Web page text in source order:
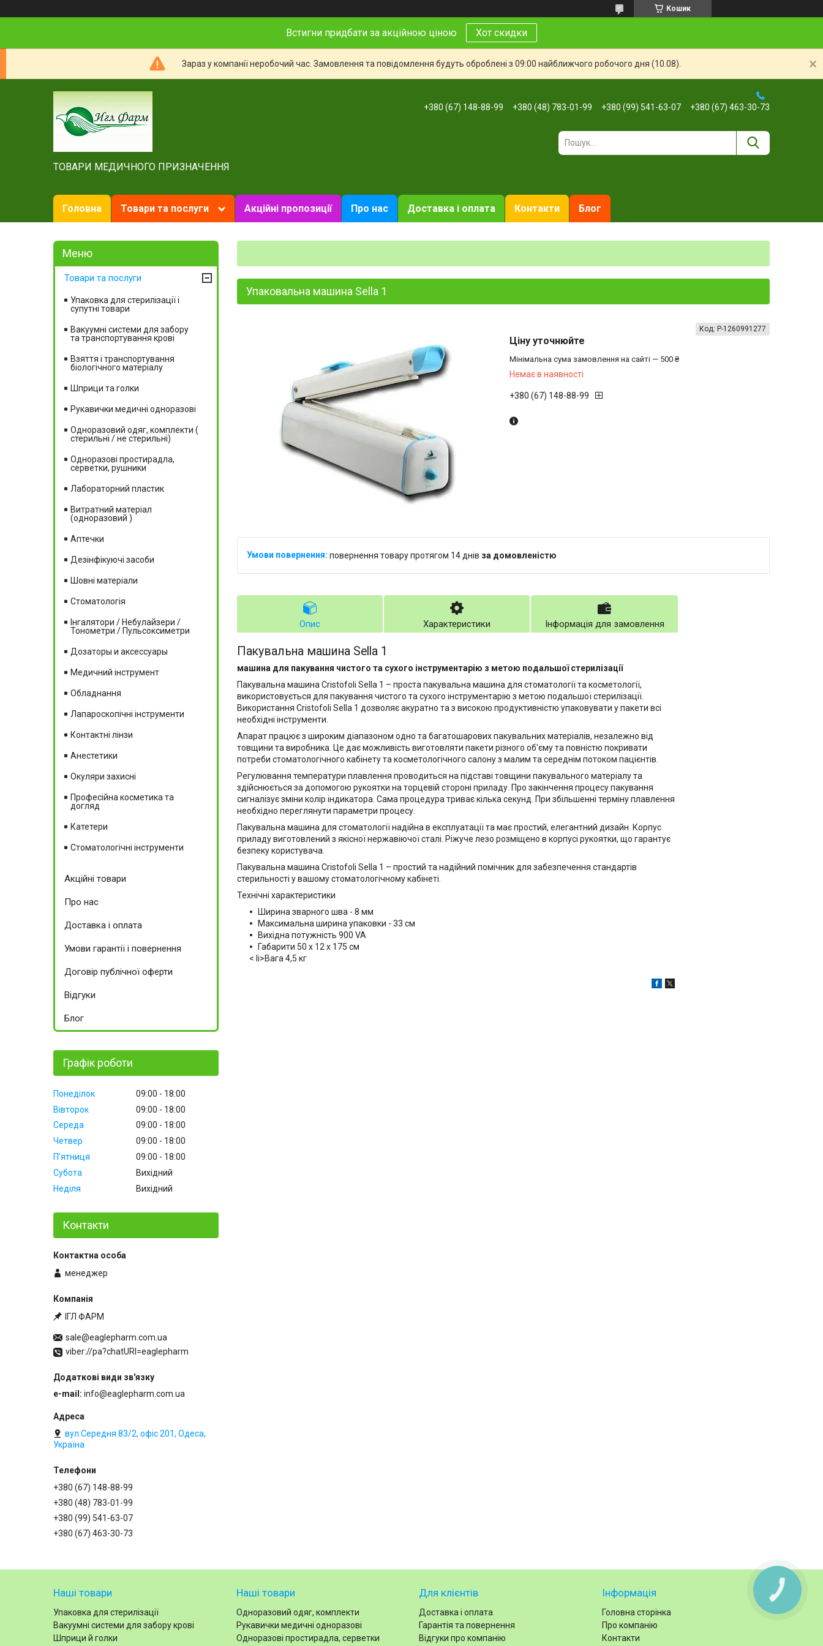
Кошик
Встигни придбати за акційною ціною Хот скидки
Зараз у компанії неробочий час. Замовлення та повідомлення будуть оброблені з 09:00 найближчого робочого дня (10.08).
ТОВАРИ МЕДИЧНОГО ПРИЗНАЧЕННЯ
+380 (67) 148-88-99 +380 (48) 783-01-99 +380 (99) 541-63-07 +380 (67) 463-30-73
Головна Товари та послуги Акційні пропозиції Про нас Доставка і оплата Контакти Блог
Упаковальна машина Sella 1
Ціну уточнюйте
Мінімальна сума замовлення на сайті — 500 ₴
Немає в наявності
Код: P-1260991277
+380 (67) 148-88-99
повернення товару протягом 14 днів за домовленістю
Опис Характеристики Інформація для замовлення
Пакувальна машина Sella 1
машина для пакування чистого та сухого інструментарію з метою подальшої стерилізації
Пакувальна машина Cristofoli Sella 1 – проста пакувальна машина для стоматології та косметології,
використовується для пакування чистого та сухого інструментарію з метою подальшої стерилізації.
Використання Cristofoli Sella 1 дозволяє акуратно та з високою продуктивністю упаковувати у пакети всі
необхідні інструменти.
Апарат працює з широким діапазоном одно та багатошарових пакувальних матеріалів, незалежно від
товщини та виробника. Це дає можливість виготовляти пакети різного об'єму та повністю покривати
потреби стоматологічного кабінету та косметологічного салону з малим та середнім потоком пацієнтів.
Регулювання температури плавлення проводиться на підставі товщини пакувального матеріалу та
здійснюється за допомогою рукоятки на торцевій стороні приладу. Про закінчення процесу пакування
сигналізує зміни колір індикатора. Сама процедура триває кілька секунд. При збільшенні терміну плавлення
необхідно переглянути параметри процесу.
Пакувальна машина для стоматології надійна в експлуатації та має простий, елегантний дизайн. Корпус
приладу виготовлений з якісної нержавіючої сталі. Ріжуче лезо розміщено в корпусі рукоятки, що гарантує
безпеку користувача.
Пакувальна машина Cristofoli Sella 1 – простий та надійний помічник для забезпечення стандартів
стерильності у вашому стоматологічному кабінеті.
Технічні характеристики
Ширина зварного шва - 8 мм
Максимальна ширина упаковки - 33 см
Вихідна потужність 900 VA
Габарити 50 x 12 x 175 см
< li>Вага 4,5 кг
Товари та послуги
Упаковка для стерилізації і
супутні товари
Вакуумні системи для забору
та транспортування крові
Взяття і транспортування
біологічного матеріалу
Шприци та голки
Рукавички медичні одноразові
Одноразовий одяг, комплекти (
стерильні / не стерильні)
Одноразові простирадла,
серветки, рушники
Лабораторний пластик
Витратний матеріал
(одноразовий )
Аптечки
Дезінфікуючі засоби
Шовні матеріали
Стоматологія
Інгалятори / Небулайзери /
Тонометри / Пульсоксиметри
Дозаторы и аксессуары
Медичний інструмент
Обладнання
Лапароскопічні інструменти
Контактні лінзи
Анестетики
Окуляри захисні
Професійна косметика та
догляд
Катетери
Стоматологічні інструменти
Акційні товари
Про нас
Доставка і оплата
Умови гарантії і повернення
Договір публічної оферти
Відгуки
Блог
Графік роботи
Понеділок 09:00
18:00
Вівторок
09:00
18:00
Середа
09:00
18:00
Четвер
09:00
18:00
Пʼятниця
09:00
18:00
Субота
Вихідний
Неділя
Вихідний
Контакти
менеджер
ІГЛ ФАРМ
sale@eaglepharm.com.ua
viber://pa?chatURI=eaglepharm
e-mail info@eaglepharm.com.ua
вул.Середня 83/2, офіс 201, Одеса,
Україна
+380 (67) 148-88-99
+380 (48) 783-01-99
+380 (99) 541-63-07
+380 (67) 463-30-73
Наші товари
Упаковка для стерилізації
Вакуумні системи для забору крові
Шприци й голки
Наші товари
Одноразовий одяг, комплекти
Рукавички медичні одноразові
Одноразові простирадла, серветки
Для клієнтів
Доставка і оплата
Гарантія та повернення
Відгуки про компанію
Інформація
Головна сторінка
Про компанію
Контакти
КНОПКА
ЗВ'ЯЗКУ